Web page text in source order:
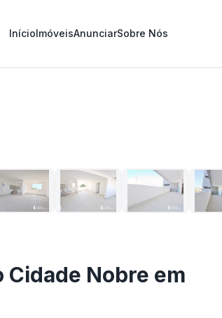
InícioImóveisAnunciarSobre Nós
Nobre em